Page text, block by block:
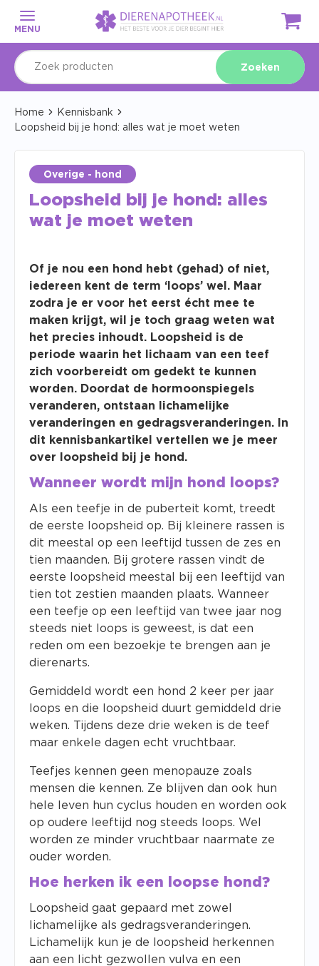
MENU
Zoeken
Home
Kennisbank
Loopsheid bij je hond: alles wat je moet weten
Overige - hond
Loopsheid bij je hond: alles
wat je moet weten
Of je nou een hond hebt (gehad) of niet,
iedereen kent de term ‘loops’ wel. Maar
zodra je er voor het eerst écht mee te
maken krijgt, wil je toch graag weten wat
het precies inhoudt. Loopsheid is de
periode waarin het lichaam van een teef
zich voorbereidt om gedekt te kunnen
worden. Doordat de hormoonspiegels
veranderen, ontstaan lichamelijke
veranderingen en gedragsveranderingen. In
dit kennisbankartikel vertellen we je meer
over loopsheid bij je hond.
Wanneer wordt mijn hond loops?
Als een teefje in de puberteit komt, treedt
de eerste loopsheid op. Bij kleinere rassen is
dit meestal op een leeftijd tussen de zes en
tien maanden. Bij grotere rassen vindt de
eerste loopsheid meestal bij een leeftijd van
tien tot zestien maanden plaats. Wanneer
een teefje op een leeftijd van twee jaar nog
steeds niet loops is geweest, is dat een
reden om een bezoekje te brengen aan je
dierenarts.
Gemiddeld wordt een hond 2 keer per jaar
loops en die loopsheid duurt gemiddeld drie
weken. Tijdens deze drie weken is de teef
maar enkele dagen echt vruchtbaar.
Teefjes kennen geen menopauze zoals
mensen die kennen. Ze blijven dan ook hun
hele leven hun cyclus houden en worden ook
op oudere leeftijd nog steeds loops. Wel
worden ze minder vruchtbaar naarmate ze
ouder worden.
Hoe herken ik een loopse hond?
Loopsheid gaat gepaard met zowel
lichamelijke als gedragsveranderingen.
Lichamelijk kun je de loopsheid herkennen
aan een licht gezwollen vulva en een